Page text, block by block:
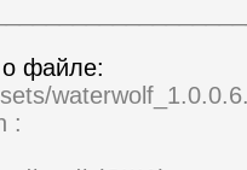
файле:
: